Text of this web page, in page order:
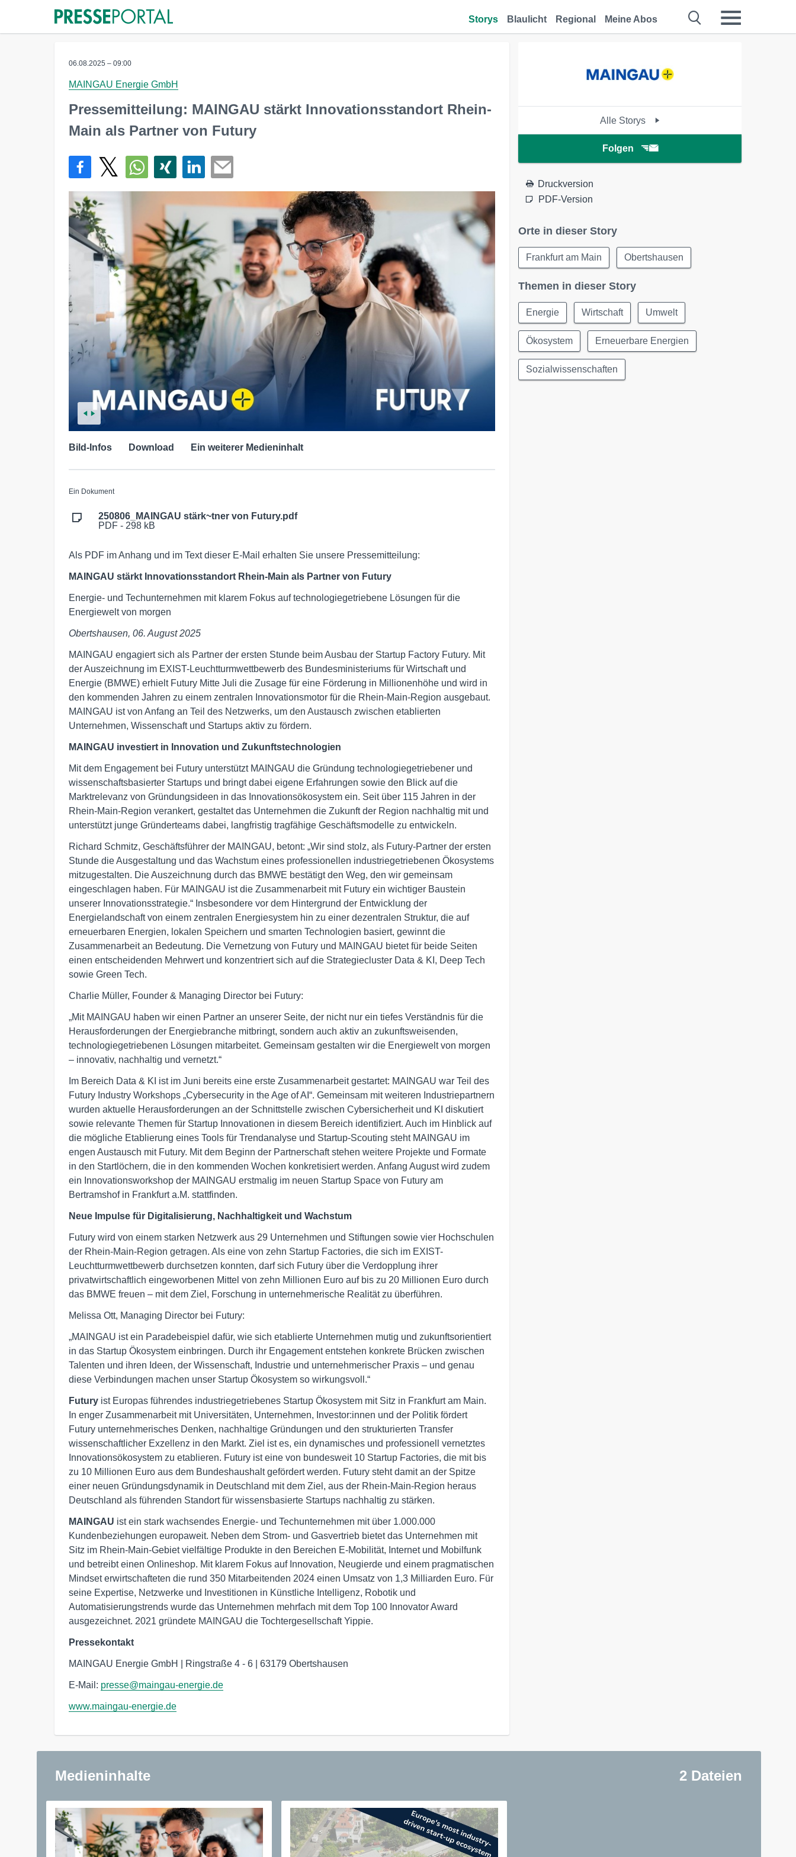
Storys Blaulicht Regional Meine Abos
06.08.2025 – 09:00
MAINGAU Energie GmbH
Pressemitteilung: MAINGAU stärkt Innovationsstandort Rhein-
Main als Partner von Futury
Bild-Infos Download Ein weiterer Medieninhalt
Ein Dokument
250806_MAINGAU stärk~tner von Futury.pdf
PDF - 298 kB
Als PDF im Anhang und im Text dieser E-Mail erhalten Sie unsere Pressemitteilung:
MAINGAU stärkt Innovationsstandort Rhein-Main als Partner von Futury
Energie- und Techunternehmen mit klarem Fokus auf technologiegetriebene Lösungen für die
Energiewelt von morgen
Obertshausen, 06. August 2025
MAINGAU engagiert sich als Partner der ersten Stunde beim Ausbau der Startup Factory Futury. Mit
der Auszeichnung im EXIST-Leuchtturmwettbewerb des Bundesministeriums für Wirtschaft und
Energie (BMWE) erhielt Futury Mitte Juli die Zusage für eine Förderung in Millionenhöhe und wird in
den kommenden Jahren zu einem zentralen Innovationsmotor für die Rhein-Main-Region ausgebaut.
MAINGAU ist von Anfang an Teil des Netzwerks, um den Austausch zwischen etablierten
Unternehmen, Wissenschaft und Startups aktiv zu fördern.
MAINGAU investiert in Innovation und Zukunftstechnologien
Mit dem Engagement bei Futury unterstützt MAINGAU die Gründung technologiegetriebener und
wissenschaftsbasierter Startups und bringt dabei eigene Erfahrungen sowie den Blick auf die
Marktrelevanz von Gründungsideen in das Innovationsökosystem ein. Seit über 115 Jahren in der
Rhein-Main-Region verankert, gestaltet das Unternehmen die Zukunft der Region nachhaltig mit und
unterstützt junge Gründerteams dabei, langfristig tragfähige Geschäftsmodelle zu entwickeln.
Richard Schmitz, Geschäftsführer der MAINGAU, betont: „Wir sind stolz, als Futury-Partner der ersten
Stunde die Ausgestaltung und das Wachstum eines professionellen industriegetriebenen Ökosystems
mitzugestalten. Die Auszeichnung durch das BMWE bestätigt den Weg, den wir gemeinsam
eingeschlagen haben. Für MAINGAU ist die Zusammenarbeit mit Futury ein wichtiger Baustein
unserer Innovationsstrategie.“ Insbesondere vor dem Hintergrund der Entwicklung der
Energielandschaft von einem zentralen Energiesystem hin zu einer dezentralen Struktur, die auf
erneuerbaren Energien, lokalen Speichern und smarten Technologien basiert, gewinnt die
Zusammenarbeit an Bedeutung. Die Vernetzung von Futury und MAINGAU bietet für beide Seiten
einen entscheidenden Mehrwert und konzentriert sich auf die Strategiecluster Data & KI, Deep Tech
sowie Green Tech.
Charlie Müller, Founder & Managing Director bei Futury:
„Mit MAINGAU haben wir einen Partner an unserer Seite, der nicht nur ein tiefes Verständnis für die
Herausforderungen der Energiebranche mitbringt, sondern auch aktiv an zukunftsweisenden,
technologiegetriebenen Lösungen mitarbeitet. Gemeinsam gestalten wir die Energiewelt von morgen
– innovativ, nachhaltig und vernetzt.“
Im Bereich Data & KI ist im Juni bereits eine erste Zusammenarbeit gestartet: MAINGAU war Teil des
Futury Industry Workshops „Cybersecurity in the Age of AI“. Gemeinsam mit weiteren Industriepartnern
wurden aktuelle Herausforderungen an der Schnittstelle zwischen Cybersicherheit und KI diskutiert
sowie relevante Themen für Startup Innovationen in diesem Bereich identifiziert. Auch im Hinblick auf
die mögliche Etablierung eines Tools für Trendanalyse und Startup-Scouting steht MAINGAU im
engen Austausch mit Futury. Mit dem Beginn der Partnerschaft stehen weitere Projekte und Formate
in den Startlöchern, die in den kommenden Wochen konkretisiert werden. Anfang August wird zudem
ein Innovationsworkshop der MAINGAU erstmalig im neuen Startup Space von Futury am
Bertramshof in Frankfurt a.M. stattfinden.
Neue Impulse für Digitalisierung, Nachhaltigkeit und Wachstum
Futury wird von einem starken Netzwerk aus 29 Unternehmen und Stiftungen sowie vier Hochschulen
der Rhein-Main-Region getragen. Als eine von zehn Startup Factories, die sich im EXIST-
Leuchtturmwettbewerb durchsetzen konnten, darf sich Futury über die Verdopplung ihrer
privatwirtschaftlich eingeworbenen Mittel von zehn Millionen Euro auf bis zu 20 Millionen Euro durch
das BMWE freuen – mit dem Ziel, Forschung in unternehmerische Realität zu überführen.
Melissa Ott, Managing Director bei Futury:
„MAINGAU ist ein Paradebeispiel dafür, wie sich etablierte Unternehmen mutig und zukunftsorientiert
in das Startup Ökosystem einbringen. Durch ihr Engagement entstehen konkrete Brücken zwischen
Talenten und ihren Ideen, der Wissenschaft, Industrie und unternehmerischer Praxis – und genau
diese Verbindungen machen unser Startup Ökosystem so wirkungsvoll.“
Futury ist Europas führendes industriegetriebenes Startup Ökosystem mit Sitz in Frankfurt am Main.
In enger Zusammenarbeit mit Universitäten, Unternehmen, Investor:innen und der Politik fördert
Futury unternehmerisches Denken, nachhaltige Gründungen und den strukturierten Transfer
wissenschaftlicher Exzellenz in den Markt. Ziel ist es, ein dynamisches und professionell vernetztes
Innovationsökosystem zu etablieren. Futury ist eine von bundesweit 10 Startup Factories, die mit bis
zu 10 Millionen Euro aus dem Bundeshaushalt gefördert werden. Futury steht damit an der Spitze
einer neuen Gründungsdynamik in Deutschland mit dem Ziel, aus der Rhein-Main-Region heraus
Deutschland als führenden Standort für wissensbasierte Startups nachhaltig zu stärken.
MAINGAU ist ein stark wachsendes Energie- und Techunternehmen mit über 1.000.000
Kundenbeziehungen europaweit. Neben dem Strom- und Gasvertrieb bietet das Unternehmen mit
Sitz im Rhein-Main-Gebiet vielfältige Produkte in den Bereichen E-Mobilität, Internet und Mobilfunk
und betreibt einen Onlineshop. Mit klarem Fokus auf Innovation, Neugierde und einem pragmatischen
Mindset erwirtschafteten die rund 350 Mitarbeitenden 2024 einen Umsatz von 1,3 Milliarden Euro. Für
seine Expertise, Netzwerke und Investitionen in Künstliche Intelligenz, Robotik und
Automatisierungstrends wurde das Unternehmen mehrfach mit dem Top 100 Innovator Award
ausgezeichnet. 2021 gründete MAINGAU die Tochtergesellschaft Yippie.
Pressekontakt
MAINGAU Energie GmbH | Ringstraße 4 - 6 | 63179 Obertshausen
E-Mail: presse@maingau-energie.de
www.maingau-energie.de
Alle Storys
Folgen
Druckversion
PDF-Version
Orte in dieser Story
Frankfurt am Main Obertshausen
Themen in dieser Story
Energie Wirtschaft Umwelt
Ökosystem Erneuerbare Energien
Sozialwissenschaften
Medieninhalte 2 Dateien